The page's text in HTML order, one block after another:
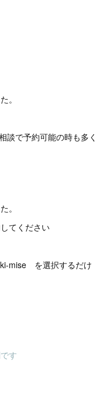
。
で予約可能の時も多く
。
てください
mise を選択するだけ
す